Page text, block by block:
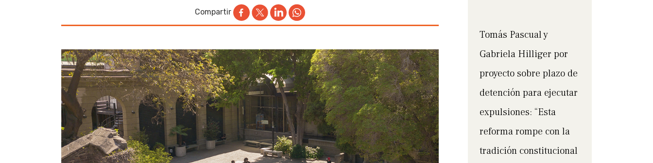
Compartir
Tomás Pascual y
Gabriela Hilliger por
proyecto sobre plazo de
detención para ejecutar
expulsiones: “Esta
reforma rompe con la
tradición constitucional